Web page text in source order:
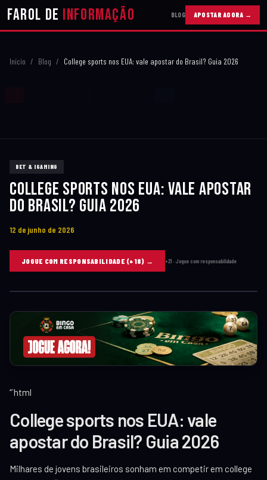
10
30
40
50
40
30
20
10
Farol de Informação BLOG APOSTAR AGORA →
Início / Blog / College sports nos EUA: vale apostar do Brasil? Guia 2026
BET & IGAMING
COLLEGE SPORTS NOS EUA: VALE APOSTAR
DO BRASIL? GUIA 2026
12 de junho de 2026
JOGUE COM RESPONSABILIDADE (+18) → +21 · Jogue com responsabilidade
“`html
College sports nos EUA: vale
apostar do Brasil? Guia 2026
Milhares de jovens brasileiros sonham em competir em college